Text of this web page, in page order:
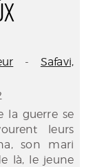
- Safavi,
la guerre se
leurs
son mari
là, le jeune